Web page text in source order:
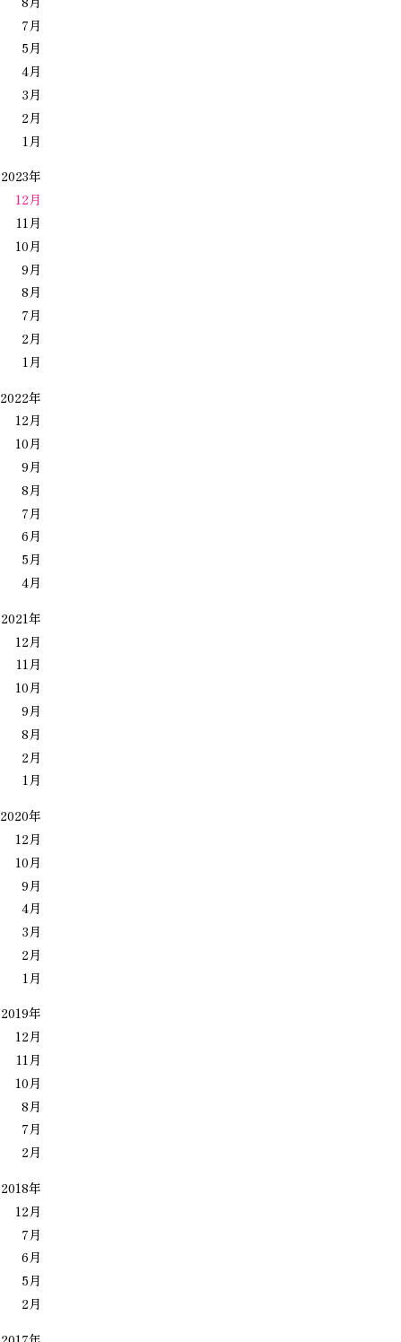
7月
5月
4月
3月
2月
1月
2023年
12月
11月
10月
9月
8月
7月
2月
1月
2022年
12月
10月
9月
8月
7月
6月
5月
4月
2021年
12月
11月
10月
9月
8月
2月
1月
2020年
12月
10月
9月
4月
3月
2月
1月
2019年
12月
11月
10月
8月
7月
2月
2018年
12月
7月
6月
5月
2月